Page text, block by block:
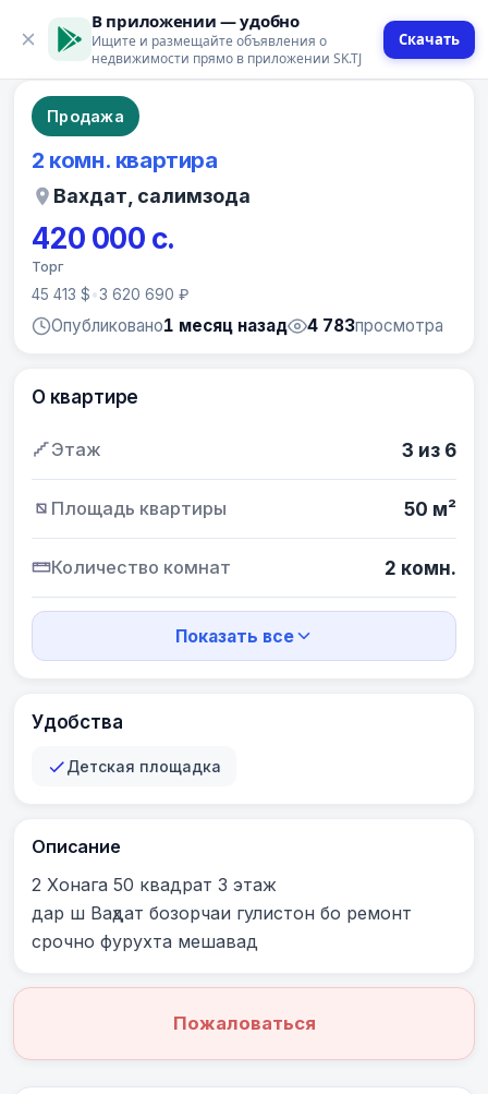
В приложении — удобно
Ищите и размещайте объявления о
недвижимости прямо в приложении SK.TJ
Скачать
9 фото
Продажа
2 комн. квартира
Вахдат, салимзода
420 000 с.
Торг
45 413 $•3 620 690 ₽
Опубликовано1 месяц назад 4 783просмотра
О квартире
Этаж 3 из 6
Площадь квартиры 50 м²
Количество комнат 2 комн.
Показать все
Удобства
Детская площадка
Описание
2 Хонага 50 квадрат 3 этаж
дар ш Ваҳдат бозорчаи гулистон бо ремонт
срочно фурухта мешавад
Пожаловаться